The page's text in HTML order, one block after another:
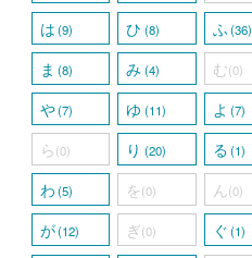
は(9) ひ (8) ふ (36)
ま (8) み(4) む(0)
や(7) ゆ (11) よ (7)
ら(0) り (20) る (1)
わ(5) を(0) ん(0)
が(12) ぎ(0) ぐ (1)